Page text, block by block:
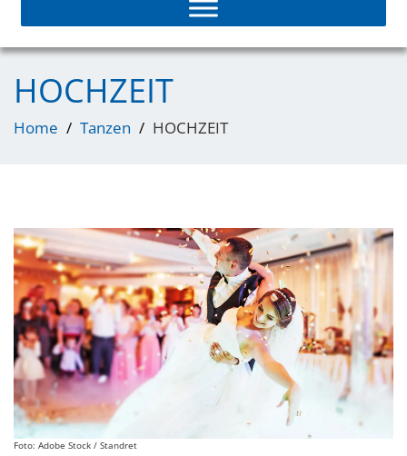
HOCHZEIT
Home Tanzen HOCHZEIT
Foto: Adobe Stock / Standret